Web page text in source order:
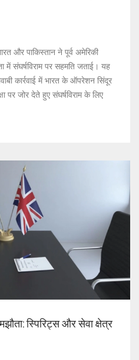
और पाकिस्तान ने पूर्व अमेरिकी
में संघर्षविराम पर सहमति जताई। यह
कार्रवाई में भारत के ऑपरेशन सिंदूर
पर जोर देते हुए संघर्षविराम के लिए
स्पिरिट्स और सेवा क्षेत्र